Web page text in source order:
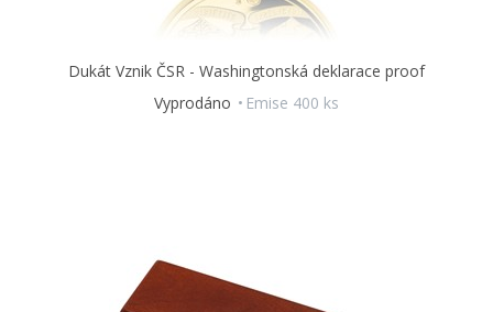
Dukát Vznik ČSR - Washingtonská deklarace proof
Vyprodáno
Emise 400 ks